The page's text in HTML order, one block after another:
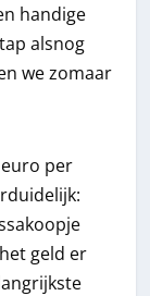
handige
alsnog
we zomaar
per
geld er